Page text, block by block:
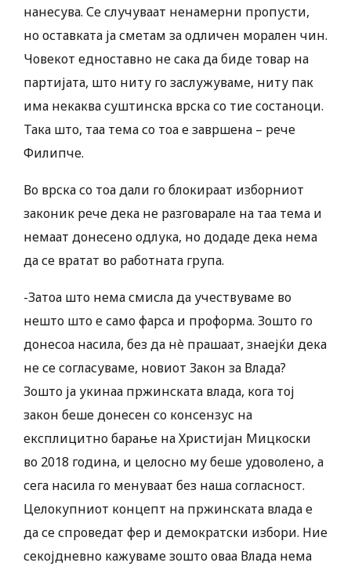
нанесува. Се случуваат ненамерни пропусти,
но оставката ја сметам за одличен морален чин.
Човекот едноставно не сака да биде товар на
партијата, што ниту го заслужуваме, ниту пак
има некаква суштинска врска со тие состаноци.
Така што, таа тема со тоа е завршена – рече
Филипче.
Во врска со тоа дали го блокираат изборниот
законик рече дека не разговарале на таа тема и
немаат донесено одлука, но додаде дека нема
да се вратат во работната група.
-Затоа што нема смисла да учествуваме во
нешто што е само фарса и проформа. Зошто го
донесоа насила, без да нè прашаат, знаејќи дека
не се согласуваме, новиот Закон за Влада?
Зошто ја укинаа пржинската влада, кога тој
закон беше донесен со консензус на
експлицитно барање на Христијан Мицкоски
во 2018 година, и целосно му беше удоволено, а
сега насила го менуваат без наша согласност.
Целокупниот концепт на пржинската влада е
да се спроведат фер и демократски избори. Ние
секојдневно кажуваме зошто оваа Влада нема